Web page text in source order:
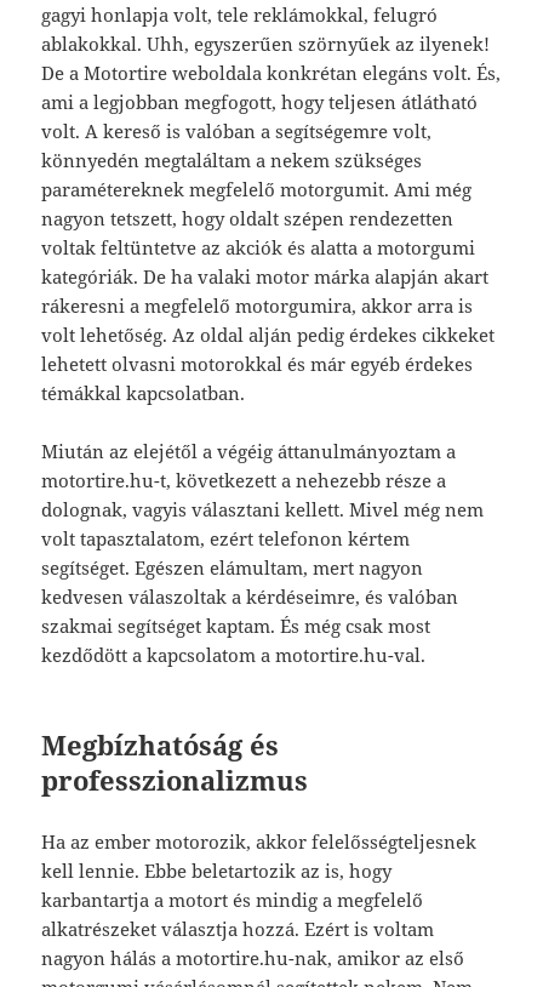
gagyi honlapja volt, tele reklámokkal, felugró
ablakokkal. Uhh, egyszerűen szörnyűek az ilyenek!
De a Motortire weboldala konkrétan elegáns volt. És,
ami a legjobban megfogott, hogy teljesen átlátható
volt. A kereső is valóban a segítségemre volt,
könnyedén megtaláltam a nekem szükséges
paramétereknek megfelelő motorgumit. Ami még
nagyon tetszett, hogy oldalt szépen rendezetten
voltak feltüntetve az akciók és alatta a motorgumi
kategóriák. De ha valaki motor márka alapján akart
rákeresni a megfelelő motorgumira, akkor arra is
volt lehetőség. Az oldal alján pedig érdekes cikkeket
lehetett olvasni motorokkal és már egyéb érdekes
témákkal kapcsolatban.
Miután az elejétől a végéig áttanulmányoztam a
motortire.hu-t, következett a nehezebb része a
dolognak, vagyis választani kellett. Mivel még nem
volt tapasztalatom, ezért telefonon kértem
segítséget. Egészen elámultam, mert nagyon
kedvesen válaszoltak a kérdéseimre, és valóban
szakmai segítséget kaptam. És még csak most
kezdődött a kapcsolatom a motortire.hu-val.
Megbízhatóság és
professzionalizmus
Ha az ember motorozik, akkor felelősségteljesnek
kell lennie. Ebbe beletartozik az is, hogy
karbantartja a motort és mindig a megfelelő
alkatrészeket választja hozzá. Ezért is voltam
nagyon hálás a motortire.hu-nak, amikor az első